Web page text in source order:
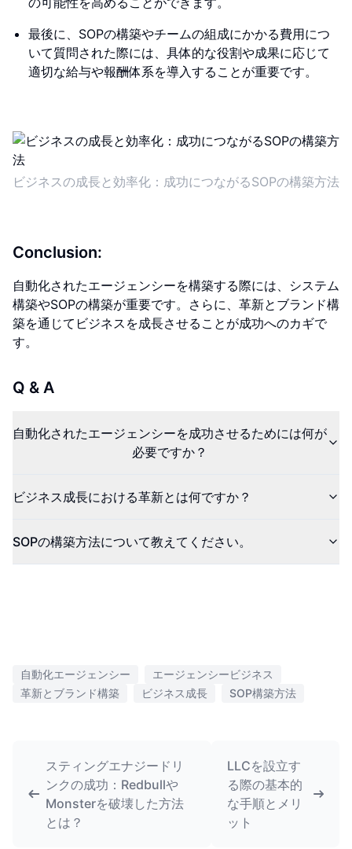
最後に、SOPの構築やチームの組成にかかる費用につ
いて質問された際には、具体的な役割や成果に応じて
適切な給与や報酬体系を導入することが重要です。
ビジネスの成長と効率化：成功につながるSOPの構築方法
Conclusion:
自動化されたエージェンシーを構築する際には、システム
構築やSOPの構築が重要です。さらに、革新とブランド構
築を通じてビジネスを成長させることが成功へのカギで
す。
Q & A
自動化されたエージェンシーを成功させるためには何が
必要ですか？
ビジネス成長における革新とは何ですか？
SOPの構築方法について教えてください。
自動化エージェンシー
エージェンシービジネス
革新とブランド構築
ビジネス成長 SOP構築方法
スティングエナジードリ
ンクの成功：Redbullや
Monsterを破壊した方法
とは？
LLCを設立す
る際の基本的
な手順とメリ
ット